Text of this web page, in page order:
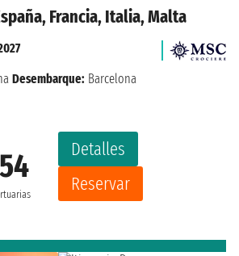
Francia, Italia, Malta
Detalles
Reservar
Desembarque: Barcelona